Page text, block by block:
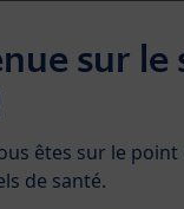
sur
êtes sur le
de santé.